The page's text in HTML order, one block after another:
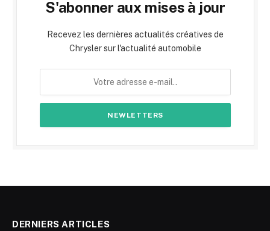
S'abonner aux mises à jour
Recevez les dernières actualités créatives de
Chrysler sur l'actualité automobile
DERNIERS ARTICLES